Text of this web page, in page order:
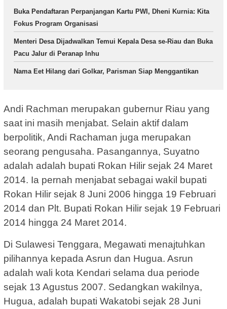
Buka Pendaftaran Perpanjangan Kartu PWI, Dheni Kurnia: Kita
Fokus Program Organisasi
Menteri Desa Dijadwalkan Temui Kepala Desa se-Riau dan Buka
Pacu Jalur di Peranap Inhu
Nama Eet Hilang dari Golkar, Parisman Siap Menggantikan
Andi Rachman merupakan gubernur Riau yang
saat ini masih menjabat. Selain aktif dalam
berpolitik, Andi Rachaman juga merupakan
seorang pengusaha. Pasangannya, Suyatno
adalah adalah bupati Rokan Hilir sejak 24 Maret
2014. Ia pernah menjabat sebagai wakil bupati
Rokan Hilir sejak 8 Juni 2006 hingga 19 Februari
2014 dan Plt. Bupati Rokan Hilir sejak 19 Februari
2014 hingga 24 Maret 2014.
Di Sulawesi Tenggara, Megawati menajtuhkan
pilihannya kepada Asrun dan Hugua. Asrun
adalah wali kota Kendari selama dua periode
sejak 13 Agustus 2007. Sedangkan wakilnya,
Hugua, adalah bupati Wakatobi sejak 28 Juni